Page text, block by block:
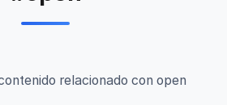
relacionado con open